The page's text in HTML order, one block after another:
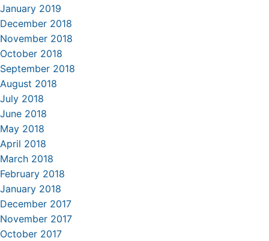
January 2019
December 2018
November 2018
October 2018
September 2018
August 2018
July 2018
June 2018
May 2018
April 2018
March 2018
February 2018
January 2018
December 2017
November 2017
October 2017